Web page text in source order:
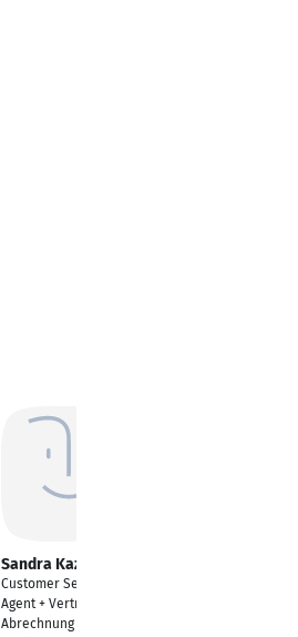
Sandra Kazic
Customer Service
Agent + Vertretung für
Abrechnung &